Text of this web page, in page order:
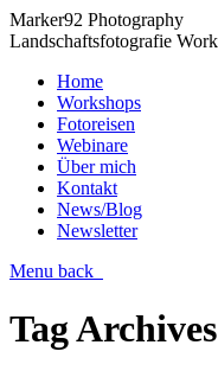
Marker92 Photography
Landschaftsfotografie
Home
Workshops
Fotoreisen
Webinare
Über mich
Kontakt
News/Blog
Newsletter
Menu back
Tag